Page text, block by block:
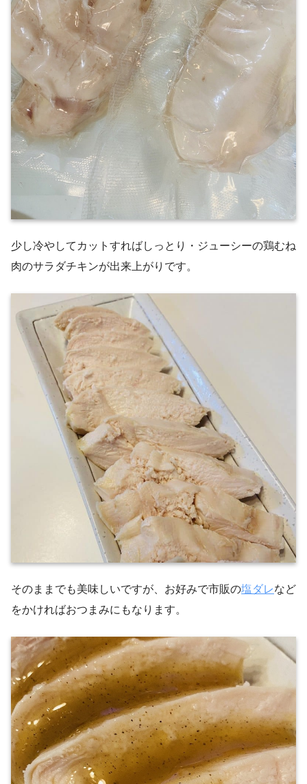
少し冷やしてカットすればしっとり・ジューシーの鶏むね
肉のサラダチキンが出来上がりです。
そのままでも美味しいですが、お好みで市販の塩ダレなど
をかければおつまみにもなります。